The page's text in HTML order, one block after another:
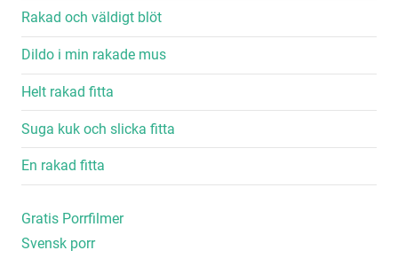
Rakad och väldigt blöt
Dildo i min rakade mus
Helt rakad fitta
Suga kuk och slicka fitta
En rakad fitta
Gratis Porrfilmer
Svensk porr